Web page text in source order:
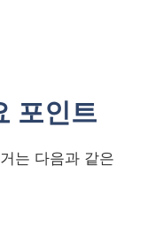
포인트
는 다음과 같은